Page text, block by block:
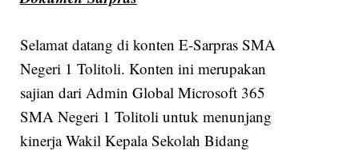
Selamat datang di konten E-Sarpras SMA
Negeri 1 Tolitoli. Konten ini merupakan
sajian dari Admin Global Microsoft 365
SMA Negeri 1 Tolitoli untuk menunjang
kinerja Wakil Kepala Sekolah Bidang